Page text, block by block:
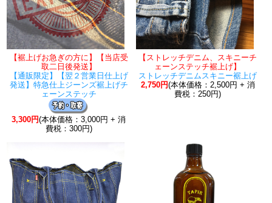
【裾上げお急ぎの方に】【当店受
取二日後発送】
【通販限定】【翌２営業日仕上げ
発送】特急仕上ジーンズ裾上げチ
ェーンステッチ
3,300円(本体価格：3,000円 + 消
費税：300円)
【ストレッチデニム、スキニーチ
ェーンステッチ裾上げ】
ストレッチデニムスキニー裾上げ
2,750円(本体価格：2,500円 + 消
費税：250円)